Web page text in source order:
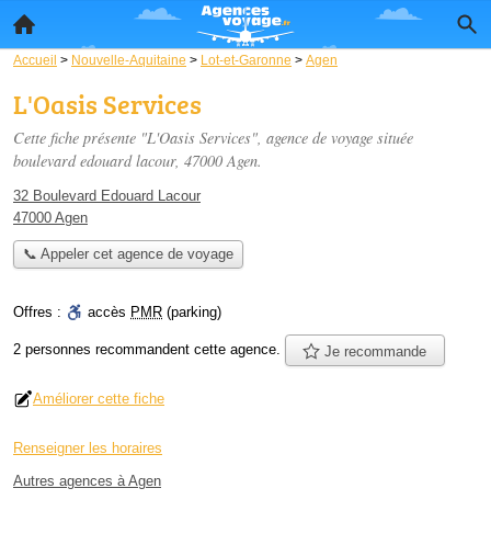
Accueil > Nouvelle-Aquitaine > Lot-et-Garonne > Agen
L'Oasis Services
Cette fiche présente "L'Oasis Services", agence de voyage située
boulevard edouard lacour, 47000 Agen.
32 Boulevard Edouard Lacour
47000 Agen
📞 Appeler cet agence de voyage
Offres : accès PMR (parking)
2 personnes recommandent cette agence. Je recommande
Améliorer cette fiche
Renseigner les horaires
Autres agences à Agen